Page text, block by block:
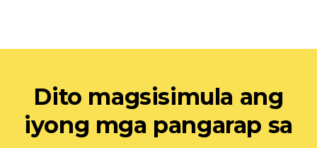
Dito magsisimula ang
iyong mga pangarap sa